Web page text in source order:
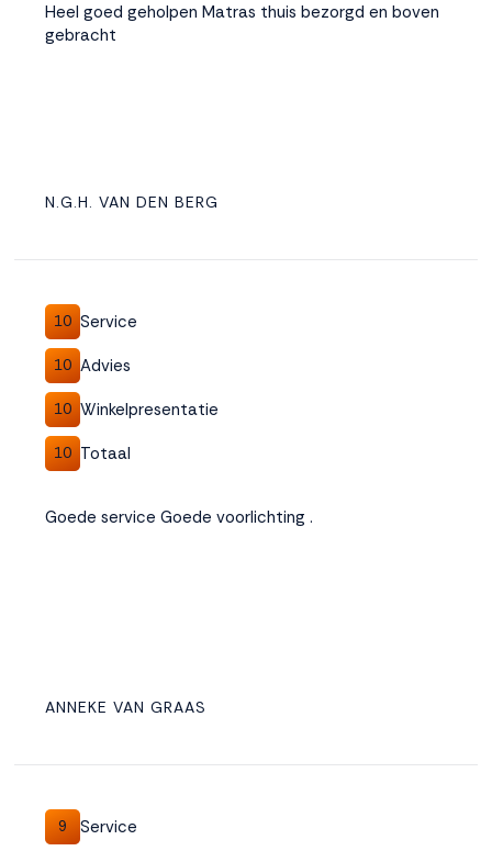
Heel goed geholpen Matras thuis bezorgd en boven
gebracht
N.G.H. VAN DEN BERG
10 Service
10 Advies
10 Winkelpresentatie
10 Totaal
Goede service Goede voorlichting .
ANNEKE VAN GRAAS
9 Service